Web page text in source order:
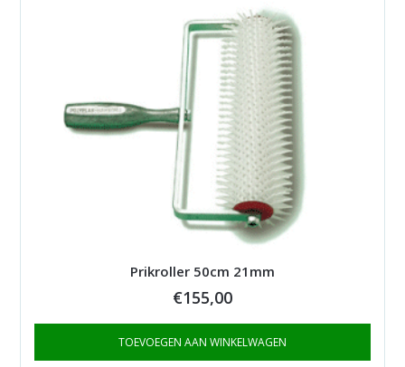
Prikroller 50cm 21mm
€155,00
TOEVOEGEN AAN WINKELWAGEN